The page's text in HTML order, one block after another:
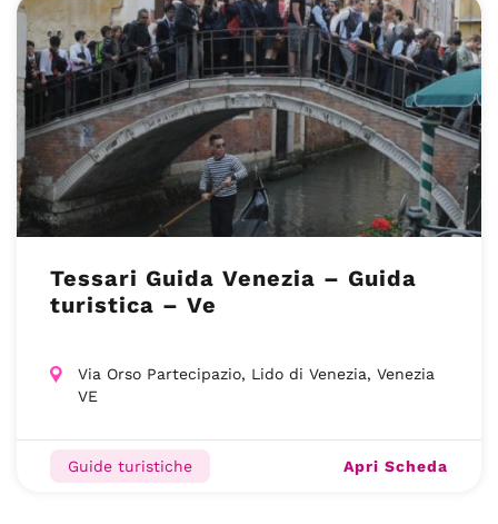
Tessari Guida Venezia – Guida
turistica – Ve
Via Orso Partecipazio, Lido di Venezia, Venezia
VE
Guide turistiche Apri Scheda